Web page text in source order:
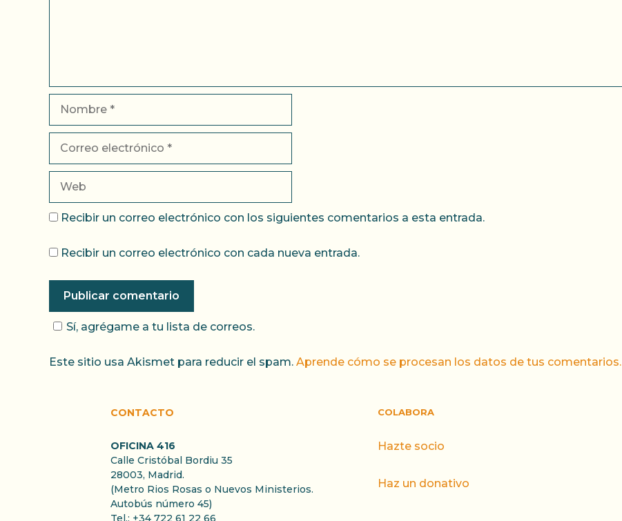
electrónico
Recibir un correo electrónico con los siguientes comentarios a esta entrada.
Recibir un correo electrónico con cada nueva entrada.
Sí, agrégame a tu lista de correos.
Este sitio usa Akismet para reducir el spam. Aprende cómo se procesan los datos de tus comentarios.
CONTACTO
OFICINA 416
Calle Cristóbal Bordiu 35
28003, Madrid.
(Metro Rios Rosas o Nuevos Ministerios.
Autobús número 45)
Tel.: +34 722 61 22 66
COLABORA
Hazte socio
Haz un donativo